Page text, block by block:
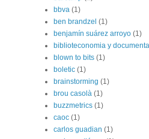
bbva (1)
ben brandzel (1)
benjamín suárez arroyo (1)
biblioteconomia y
blown to bits (1)
boletic (1)
brainstorming (1)
brou casolà (1)
buzzmetrics (1)
caoc (1)
carlos guadian (1)